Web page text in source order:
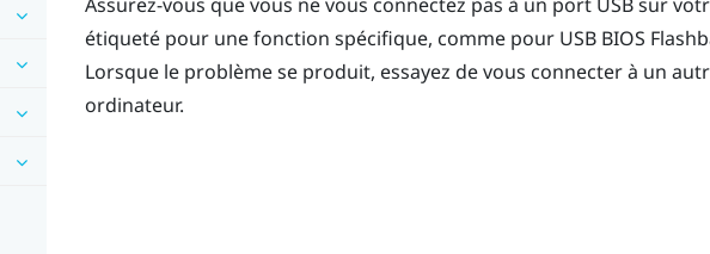
étiqueté pour une fonction spécifique, comme pour USB BIOS
Lorsque le problème se produit, essayez de vous connecter à un
ordinateur.